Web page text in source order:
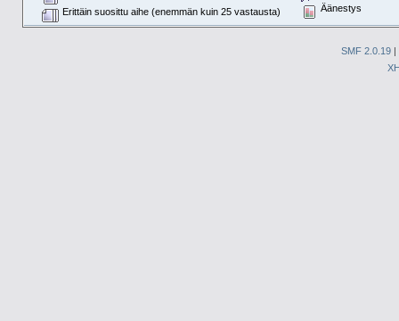
Erittäin suosittu aihe (enemmän kuin 25 vastausta)
Äänestys
SMF 2.0.19 |